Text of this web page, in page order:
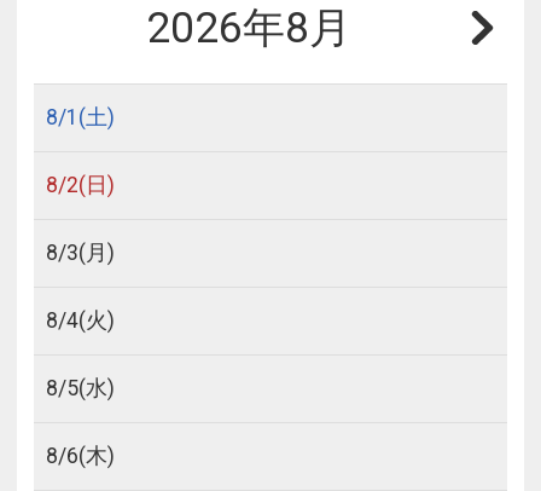
2026年8月
8/1 (土)
8/2(日)
8/3(月)
8/4(火)
8/5(水)
8/6(木)